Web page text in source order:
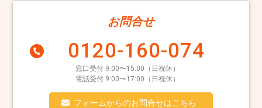
お問合せ
0120-160-074
窓口受付 9:00〜15:00（日祝休）
電話受付 9:00〜17:00（日祝休）
フォームからのお問合せはこちら